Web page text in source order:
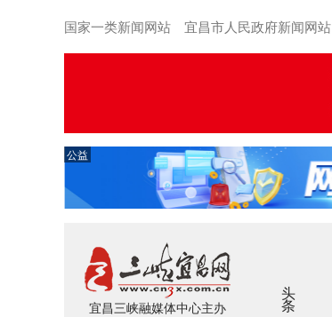
国家一类新闻网站 宜昌市人民政府新闻网站
公益
宜昌三峡融媒体中心主办
头条